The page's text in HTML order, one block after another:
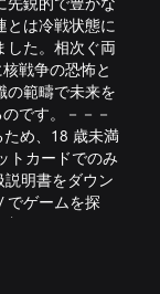
とは冷戦状態に
した。相次ぐ両
戦争の恐怖と
の範疇で未来を
です。－－－
ため、18 歳未満
トカードでのみ
明書をダウン
でゲームを探
しはできませ
をご覧くださ